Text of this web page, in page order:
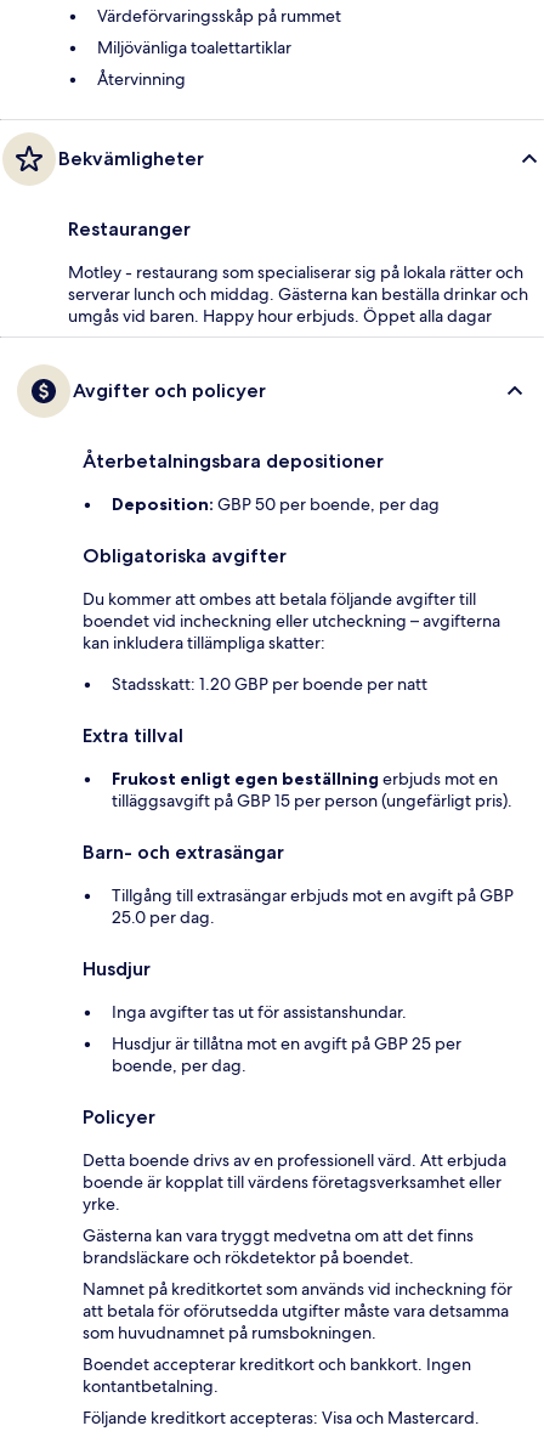
Värdeförvaringsskåp på rummet
Miljövänliga toalettartiklar
Återvinning
Bekvämligheter
Restauranger
Motley - restaurang som specialiserar sig på lokala rätter och
serverar lunch och middag. Gästerna kan beställa drinkar och
umgås vid baren. Happy hour erbjuds. Öppet alla dagar
Avgifter och policyer
Återbetalningsbara depositioner
Deposition: GBP 50 per boende, per dag
Obligatoriska avgifter
Du kommer att ombes att betala följande avgifter till
boendet vid incheckning eller utcheckning – avgifterna
kan inkludera tillämpliga skatter:
Stadsskatt: 1.20 GBP per boende per natt
Extra tillval
Frukost enligt egen beställning erbjuds mot en
tilläggsavgift på GBP 15 per person (ungefärligt pris).
Barn- och extrasängar
Tillgång till extrasängar erbjuds mot en avgift på GBP
25.0 per dag.
Husdjur
Inga avgifter tas ut för assistanshundar.
Husdjur är tillåtna mot en avgift på GBP 25 per
boende, per dag.
Policyer
Detta boende drivs av en professionell värd. Att erbjuda
boende är kopplat till värdens företagsverksamhet eller
yrke.
Gästerna kan vara tryggt medvetna om att det finns
brandsläckare och rökdetektor på boendet.
Namnet på kreditkortet som används vid incheckning för
att betala för oförutsedda utgifter måste vara detsamma
som huvudnamnet på rumsbokningen.
Boendet accepterar kreditkort och bankkort. Ingen
kontantbetalning.
Följande kreditkort accepteras: Visa och Mastercard.